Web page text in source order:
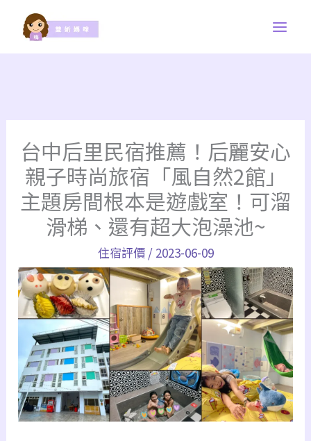
台中后里民宿推薦！后麗安心
親子時尚旅宿「風自然2館」
主題房間根本是遊戲室！可溜
滑梯、還有超大泡澡池~
住宿評價/ 2023-06-09